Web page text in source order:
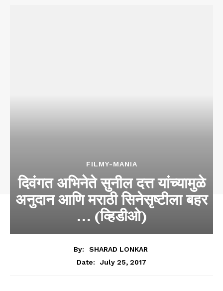
FILMY-MANIA
दिवंगत अभिनेते सुनील दत्त यांच्यामुळे
अनुदान आणि मराठी सिनेसृष्टीला बहर
… (व्हिडीओ)
By:
SHARAD LONKAR
Date:
July 25, 2017